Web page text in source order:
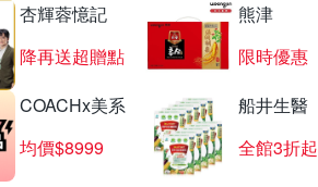
杏輝蓉憶記
降再送超贈點
熊津
限時優惠
COACHx美系
均價$8999
船井生醫
全館3折起